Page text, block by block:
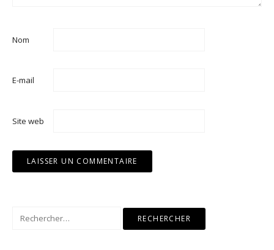
Nom
E-mail
Site web
Rechercher :